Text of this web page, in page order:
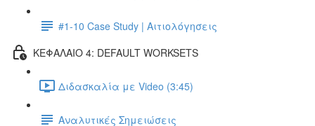
#1-10 Case Study | Αιτιολόγησεις
ΚΕΦΑΛΑΙΟ 4: DEFAULT WORKSETS
Διδασκαλία με Video (3:45)
Αναλυτικές Σημειώσεις